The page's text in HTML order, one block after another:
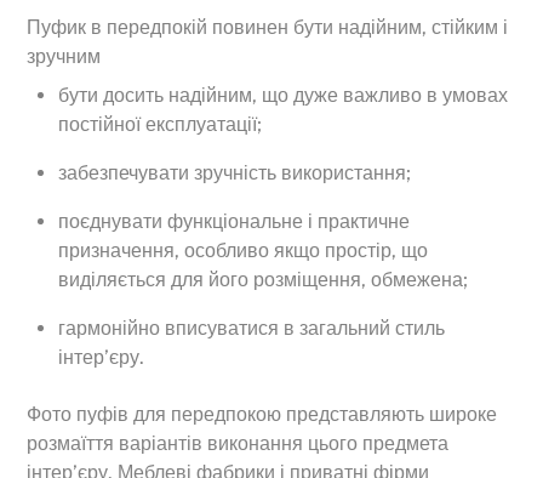
Пуфик в передпокій повинен бути надійним, стійким і
зручним
бути досить надійним, що дуже важливо в умовах
постійної експлуатації;
забезпечувати зручність використання;
поєднувати функціональне і практичне
призначення, особливо якщо простір, що
виділяється для його розміщення, обмежена;
гармонійно вписуватися в загальний стиль
інтер’єру.
Фото пуфів для передпокою представляють широке
розмаїття варіантів виконання цього предмета
інтер’єру. Меблеві фабрики і приватні фірми